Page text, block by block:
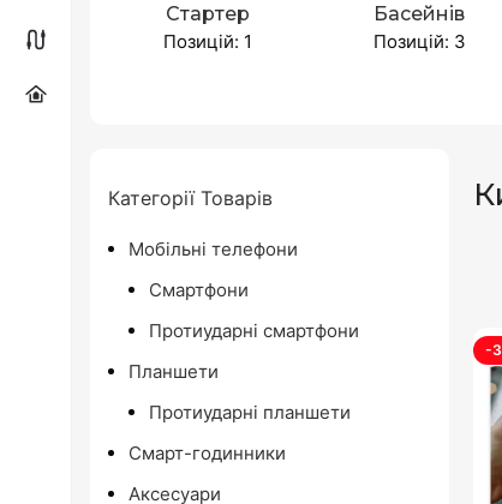
Стартер
Позицій: 1
Басейнів
Позицій: 3
Категорії Товарів
Мобільні телефони
Смартфони
Протиударні смартфони
Планшети
Протиударні планшети
Смарт-годинники
Аксесуари
-